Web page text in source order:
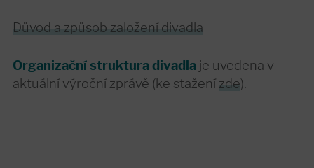
Důvod a způsob založení divadla
Organizační struktura divadla je uvedena v
aktuální výroční zprávě (ke stažení zde).